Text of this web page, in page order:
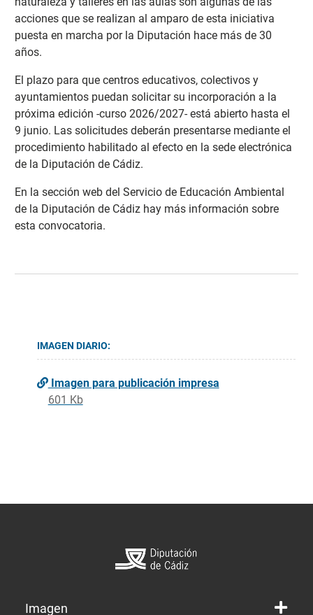
acciones que se realizan al amparo de esta iniciativa
puesta en marcha por la Diputación hace más de 30
años.
El plazo para que centros educativos, colectivos y
ayuntamientos puedan solicitar su incorporación a la
próxima edición -curso 2026/2027- está abierto hasta el
9 junio. Las solicitudes deberán presentarse mediante el
procedimiento habilitado al efecto en la sede electrónica
de la Diputación de Cádiz.
En la sección web del Servicio de Educación Ambiental
de la Diputación de Cádiz hay más información sobre
esta convocatoria.
IMAGEN DIARIO:
Imagen para publicación impresa
601 Kb
Imagen